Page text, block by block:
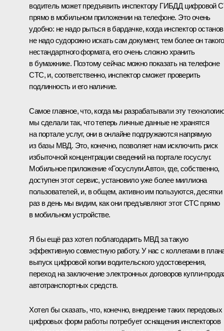
водитель может предъявить инспектору ГИБДД цифровой
прямо в мобильном приложении на телефоне. Это очень
удобно: не надо рыться в бардачке, когда инспектор
не надо судорожно искать сам документ, тем более он такого
нестандартного формата, его очень сложно хранить
в бумажнике. Поэтому сейчас можно показать на телефоне
СТС, и, соответственно, инспектор сможет проверить
подлинность и его наличие.
Самое главное, что, когда мы разрабатывали эту
мы сделали так, что теперь личные данные не хранятся
на портале услуг, они в онлайне подгружаются напрямую
из базы МВД. Это, конечно, позволяет нам исключить риск
избыточной концентрации сведений на портале госуслуг.
Мобильное приложение «Госуслуги.Авто», где, собственно,
доступен этот сервис, установило уже более миллиона
пользователей, и, в общем, активно им пользуются, десятки
раз в день мы видим, как они предъявляют этот СТС прямо
в мобильном устройстве.
Я бы ещё раз хотел поблагодарить МВД за такую
эффективную совместную работу. У нас с коллегами в
выпуск цифровой копии водительского удостоверения,
переход на заключение электронных договоров купли-
автотранспортных средств.
Хотел бы сказать, что, конечно, внедрение таких передовых
цифровых форм работы потребует оснащения инспекторов